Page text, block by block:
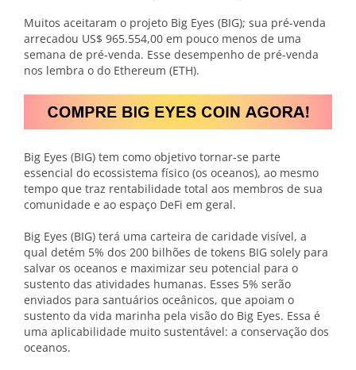
Muitos aceitaram o projeto Big Eyes (BIG); sua pré-venda
arrecadou US$ 965.554,00 em pouco menos de uma
semana de pré-venda. Esse desempenho de pré-venda
nos lembra o do Ethereum (ETH).
Big Eyes (BIG) tem como objetivo tornar-se parte
essencial do ecossistema físico (os oceanos), ao mesmo
tempo que traz rentabilidade total aos membros de sua
comunidade e ao espaço DeFi em geral.
Big Eyes (BIG) terá uma carteira de caridade visível, a
qual detém 5% dos 200 bilhões de tokens BIG solely para
salvar os oceanos e maximizar seu potencial para o
sustento das atividades humanas. Esses 5% serão
enviados para santuários oceânicos, que apoiam o
sustento da vida marinha pela visão do Big Eyes. Essa é
uma aplicabilidade muito sustentável: a conservação dos
oceanos.